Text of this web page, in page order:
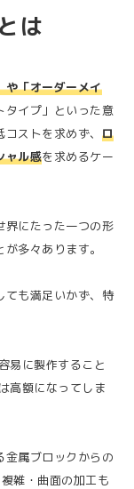
は
や「オーダーメイ
タイプ」といった意
ストを求めず、 ロ
ャル感を求めるケー
界にたった一つの形
多々あります。
ても満足いかず、特
易に製作すること
高額になってしま
金属ブロックからの
雑・曲面の加工も